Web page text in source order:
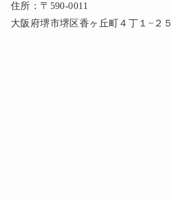
住所：〒590-0011
大阪府堺市堺区香ヶ丘町４丁１−２５